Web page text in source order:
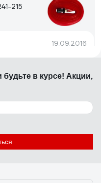
215
19.09.2016
15 метров, т.е.
зоны полива
каждую сторону от
не хрупкий.
будьте в курсе! Акции,